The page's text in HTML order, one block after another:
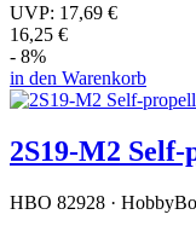
UVP: 17,69 €
16,25 €
- 8%
in den Warenkorb
2S19-M2
HBO 82928 ·